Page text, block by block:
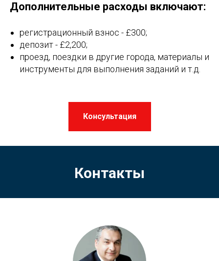
Дополнительные расходы включают:
регистрационный взнос - £300;
депозит - £2,200;
проезд, поездки в другие города, материалы и
инструменты для выполнения заданий и т.д.
Консультация
Контакты